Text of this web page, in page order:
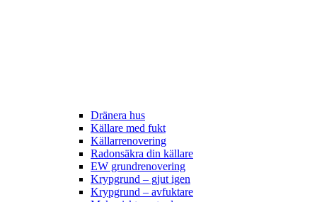
Dränera hus
Källare med fukt
Källarrenovering
Radonsäkra din källare
EW grundrenovering
Krypgrund – gjut igen
Krypgrund – avfuktare